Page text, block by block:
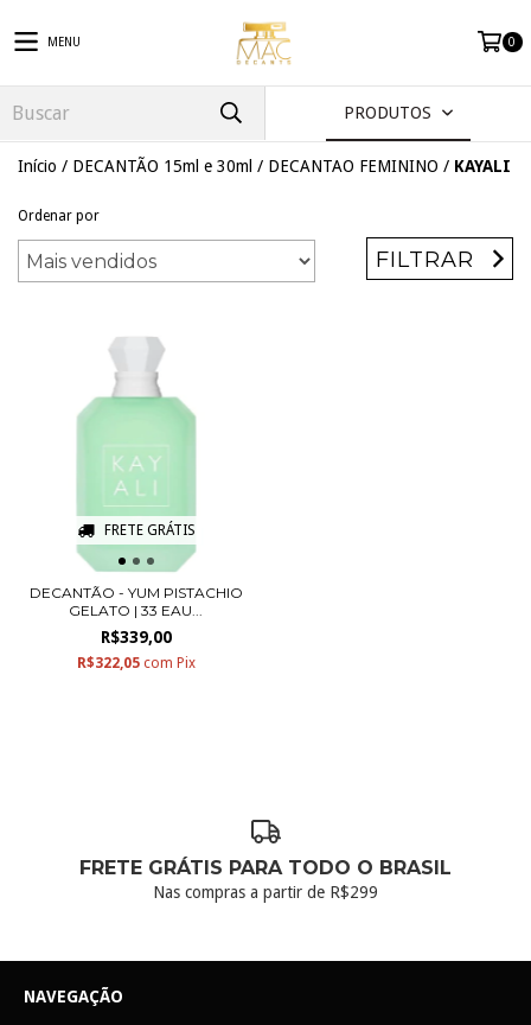
MENU 0
PRODUTOS
Início / DECANTÃO 15ml e 30ml / DECANTAO FEMININO / KAYALI
Ordenar por
FILTRAR
FRETE GRÁTIS
DECANTÃO - YUM PISTACHIO
GELATO | 33 EAU...
R$339,00
R$322,05 com Pix
FRETE GRÁTIS PARA TODO O BRASIL
Nas compras a partir de R$299
NAVEGAÇÃO